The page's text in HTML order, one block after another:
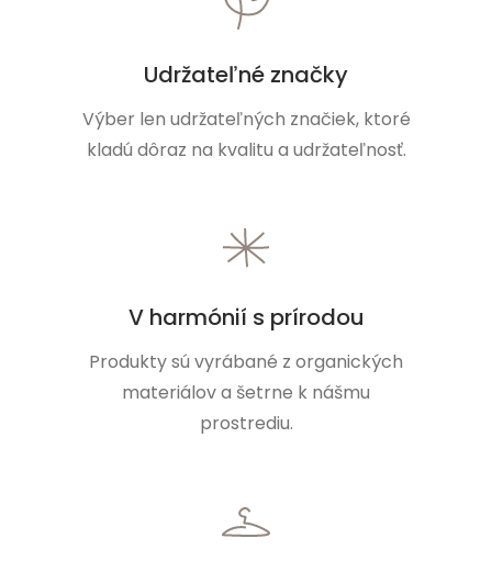
Udržateľné značky
Výber len udržateľných značiek, ktoré
kladú dôraz na kvalitu a udržateľnosť.
V harmónií s prírodou
Produkty sú vyrábané z organických
materiálov a šetrne k nášmu
prostrediu.